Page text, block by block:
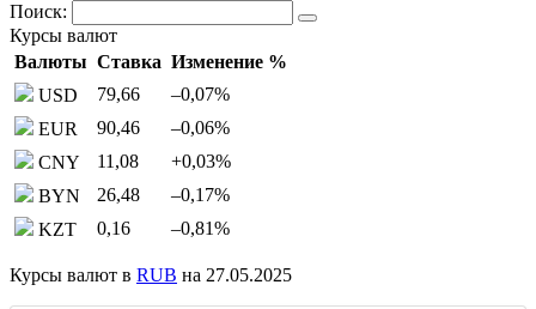
Поиск:
Курсы валют
Валюты Ставка Изменение %
USD
79,66 –0,07%
EUR
90,46 –0,06%
CNY
11,08 +0,03%
BYN
26,48 –0,17%
KZT
0,16 –0,81%
Курсы валют в RUB на 27.05.2025